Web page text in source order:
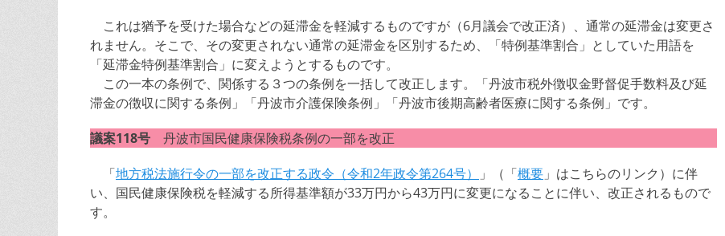
これは猶予を受けた場合などの延滞金を軽減するものですが（6月議会で改正済）、通常の延滞金は変更さ
れません。そこで、その変更されない通常の延滞金を区別するため、「特例基準割合」としていた用語を
「延滞金特例基準割合」に変えようとするものです。
この一本の条例で、関係する３つの条例を一括して改正します。「丹波市税外徴収金野督促手数料及び延
滞金の徴収に関する条例」「丹波市介護保険条例」「丹波市後期高齢者医療に関する条例」です。
議案118号 丹波市国民健康保険税条例の一部を改正
「地方税法施行令の一部を改正する政令（令和2年政令第264号） 」（「概要 」はこちらのリンク）に伴
い、国民健康保険税を軽減する所得基準額が33万円から43万円に変更になることに伴い、改正されるもので
す。